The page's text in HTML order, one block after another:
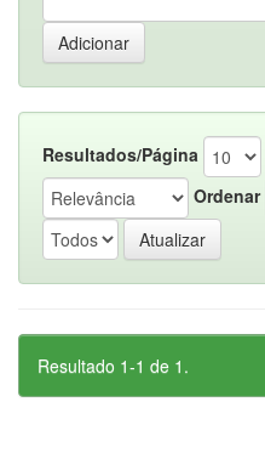
Resultados/Página
Ordenar
Resultado 1-1 de 1.